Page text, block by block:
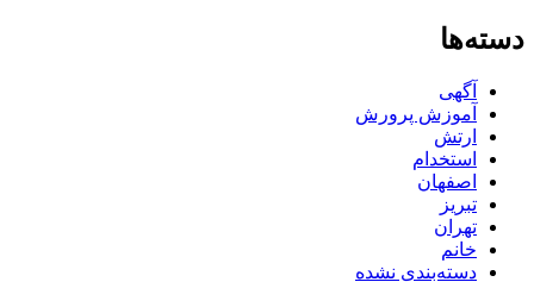
دسته‌ها
آگهی
آموزش پرورش
ارتش
استخدام
اصفهان
تبریز
تهران
خانم
دسته‌بندی نشده